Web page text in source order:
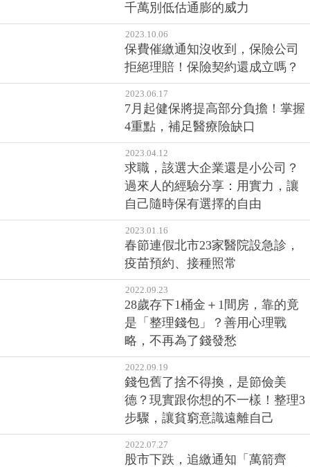
千萬別低估通膨的威力
2023.10.06
保費催繳通知沒收到，保險公司
拒絕理賠！保險契約還成立嗎？
2023.06.17
7月起健保將提高部分負擔！掌握
4重點，補足醫療險缺口
2023.04.12
求職，該選大企業還是小公司？
過來人的經驗分享：用實力，讓
自己隨時保有選擇的自由
2023.01.16
春節連假北市23家醫院設急診，
疫苗預約、接種照常
2022.09.23
28歲存下1桶金＋1間房，靠的竟
是「整理錢包」？善用心理戰
略，不再為了錢發愁
2022.09.19
錢包舊了捨不得換，是節儉美
德？現實跟你想的不一樣！整理3
步驟，讓貧窮意識遠離自己
2022.07.27
股市下跌，追繳通知「萬箭齊